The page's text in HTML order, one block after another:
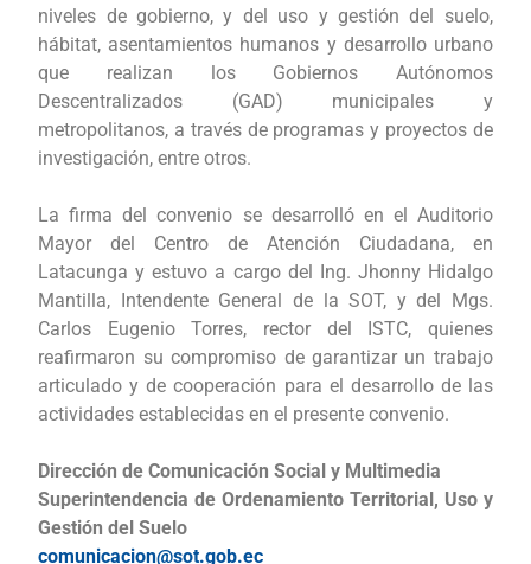
niveles de gobierno, y del uso y gestión del suelo,
hábitat, asentamientos humanos y desarrollo urbano
que realizan los Gobiernos Autónomos
Descentralizados (GAD) municipales y
metropolitanos, a través de programas y proyectos de
investigación, entre otros.
La firma del convenio se desarrolló en el Auditorio
Mayor del Centro de Atención Ciudadana, en
Latacunga y estuvo a cargo del Ing. Jhonny Hidalgo
Mantilla, Intendente General de la SOT, y del Mgs.
Carlos Eugenio Torres, rector del ISTC, quienes
reafirmaron su compromiso de garantizar un trabajo
articulado y de cooperación para el desarrollo de las
actividades establecidas en el presente convenio.
Dirección de Comunicación Social y Multimedia
Superintendencia de Ordenamiento Territorial, Uso y
Gestión del Suelo
comunicacion@sot.gob.ec